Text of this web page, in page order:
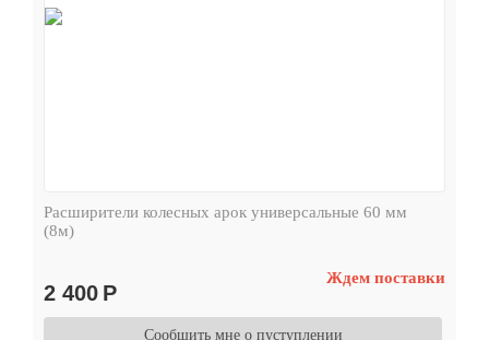
Расширители колесных арок универсальные 60 мм
(8м)
2 400 Р
Ждем поставки
Сообщить мне о пуступлении